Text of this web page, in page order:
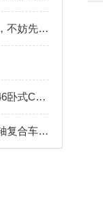
要想更加了解平面磨床的，不妨先看看下文！
台中精机 Vturn-36/40/45/46卧式CNC车床
还想更加了解台中精机多轴复合车床的不妨进来看看